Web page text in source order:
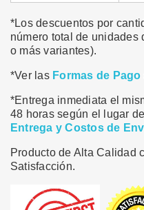
*Los descuentos por
número total de unidades
o más variantes).
*Ver las Formas de Pago
*Entrega inmediata el
48 horas según el lugar
Entrega y Costos de
Producto de Alta Calidad
Satisfacción.